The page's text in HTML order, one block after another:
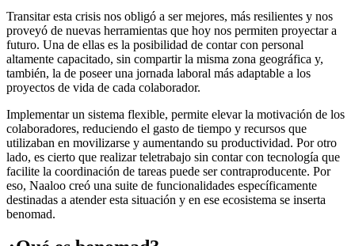
Transitar esta crisis nos obligó a ser mejores, más resilientes y nos
proveyó de nuevas herramientas que hoy nos permiten proyectar a
futuro. Una de ellas es la posibilidad de contar con personal
altamente capacitado, sin compartir la misma zona geográfica y,
también, la de poseer una jornada laboral más adaptable a los
proyectos de vida de cada colaborador.
Implementar un sistema flexible, permite elevar la motivación de los
colaboradores, reduciendo el gasto de tiempo y recursos que
utilizaban en movilizarse y aumentando su productividad. Por otro
lado, es cierto que realizar teletrabajo sin contar con tecnología que
facilite la coordinación de tareas puede ser contraproducente. Por
eso, Naaloo creó una suite de funcionalidades específicamente
destinadas a atender esta situación y en ese ecosistema se inserta
benomad.